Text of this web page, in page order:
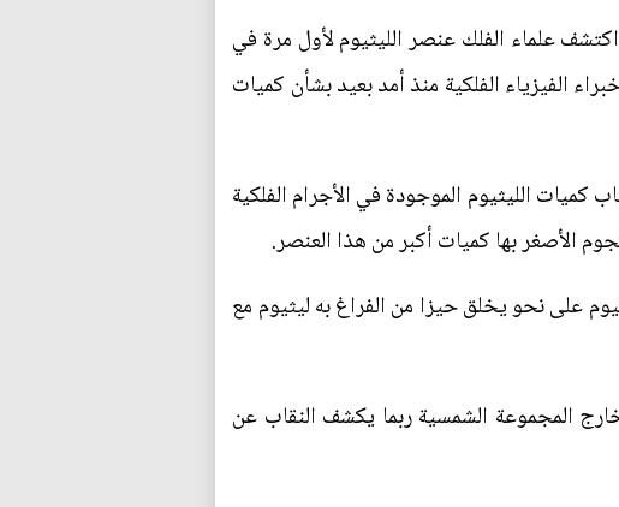
علماء الفلك عنصر الليثيوم لأول مرة في
الفيزياء الفلكية منذ أمد بعيد بشأن كميات
قبل 13.8 مليار عام- لعلماء الفلك حساب كميات الليثيوم الموجودة في الأجرام الفلكية
الأصغر بها كميات أكبر من هذا العنصر.
على نحو يخلق حيزا من الفراغ به ليثيوم مع
المجموعة الشمسية ربما يكشف النقاب عن